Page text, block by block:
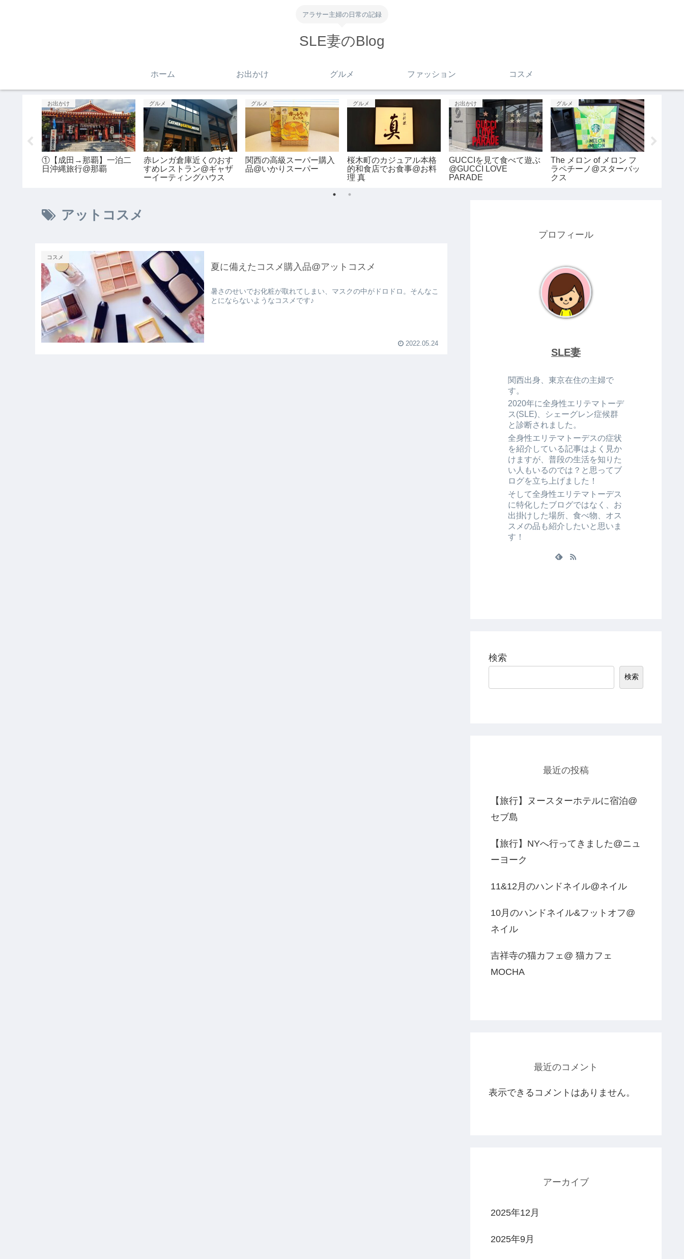
アラサー主婦の日常の記録
SLE妻のBlog
ホーム お出かけ グルメ ファッション コスメ
グルメ
期間限定！季節のトリュ
フ@GODIVA
グルメ
雰囲気よし！美味しい！
東京の洋食屋さん@満天
星
お出かけ
【花火】調布の花火大会
@調布花火
グルメ
また食べたくなる代官山
スイーツ@シェ・リュイ
グルメ
【スイーツ】シナボンク
ラシック@シナボン
お出かけ
深夜に車を借りてサウナ
へgo！@ラクーア
アットコスメ
コスメ
夏に備えたコスメ購入品@アットコスメ
暑さのせいでお化粧が取れてしまい、マスクの中がドロドロ。そんなこ
とにならないようなコスメです♪
2022.05.24
プロフィール
SLE妻
関西出身、東京在住の主婦で
す。
2020年に全身性エリテマトーデ
ス(SLE)、シェーグレン症候群
と診断されました。
全身性エリテマトーデスの症状
を紹介している記事はよく見か
けますが、普段の生活を知りた
い人もいるのでは？と思ってブ
ログを立ち上げました！
そして全身性エリテマトーデス
に特化したブログではなく、お
出掛けした場所、食べ物、オス
スメの品も紹介したいと思いま
す！
検索
検索
最近の投稿
【旅行】ヌースターホテルに宿泊@
セブ島
【旅行】NYへ行ってきました@ニュ
ーヨーク
11&12月のハンドネイル@ネイル
10月のハンドネイル&フットオフ@
ネイル
吉祥寺の猫カフェ@ 猫カフェ
MOCHA
最近のコメント
表示できるコメントはありません。
アーカイブ
2025年12月
2025年9月